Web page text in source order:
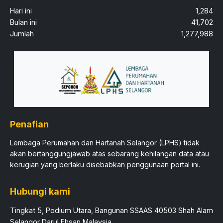
Hari ini
1,284
Bulan ini
41,702
Jumlah
1,277,988
Penafian
Lembaga Perumahan dan Hartanah Selangor (LPHS) tidak
akan bertanggungjawab atas sebarang kehilangan data atau
kerugian yang berlaku disebabkan penggunaan portal ini.​
Hubungi kami
Tingkat 5, Podium Utara, Bangunan SSAAS 40503 Shah Alam